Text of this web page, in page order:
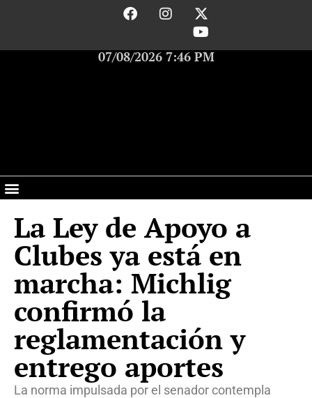
07/08/2026 7:46 PM
La Ley de Apoyo a
Clubes ya está en
marcha: Michlig
confirmó la
reglamentación y
entrego aportes
La norma impulsada por el senador contempla